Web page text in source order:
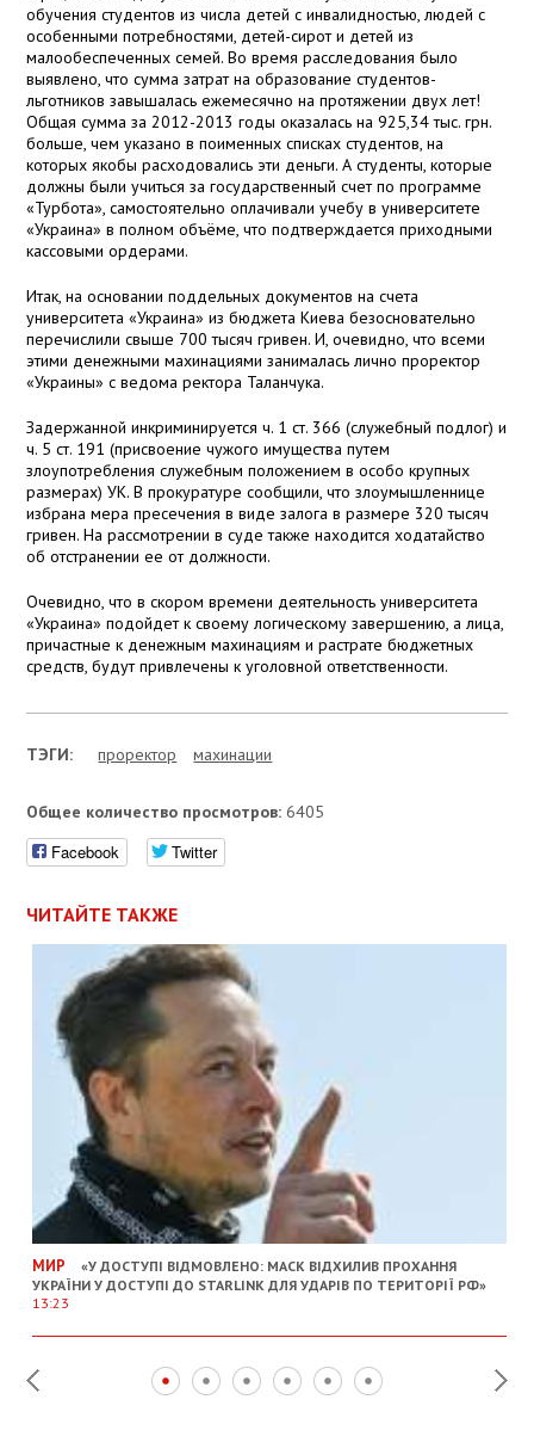
обучения студентов из числа детей с инвалидностью, людей с
особенными потребностями, детей-сирот и детей из
малообеспеченных семей. Во время расследования было
выявлено, что сумма затрат на образование студентов-
льготников завышалась ежемесячно на протяжении двух лет!
Общая сумма за 2012-2013 годы оказалась на 925,34 тыс. грн.
больше, чем указано в поименных списках студентов, на
которых якобы расходовались эти деньги. А студенты, которые
должны были учиться за государственный счет по программе
«Турбота», самостоятельно оплачивали учебу в университете
«Украина» в полном объёме, что подтверждается приходными
кассовыми ордерами.
Итак, на основании поддельных документов на счета
университета «Украина» из бюджета Киева безосновательно
перечислили свыше 700 тысяч гривен. И, очевидно, что всеми
этими денежными махинациями занималась лично проректор
«Украины» с ведома ректора Таланчука.
Задержанной инкриминируется ч. 1 ст. 366 (служебный подлог) и
ч. 5 ст. 191 (присвоение чужого имущества путем
злоупотребления служебным положением в особо крупных
размерах) УК. В прокуратуре сообщили, что злоумышленнице
избрана мера пресечения в виде залога в размере 320 тысяч
гривен. На рассмотрении в суде также находится ходатайство
об отстранении ее от должности.
Очевидно, что в скором времени деятельность университета
«Украина» подойдет к своему логическому завершению, а лица,
причастные к денежным махинациям и растрате бюджетных
средств, будут привлечены к уголовной ответственности.
ТЭГИ: проректор махинации
Общее количество просмотров: 6405
Facebook Twitter
ЧИТАЙТЕ ТАКЖЕ
МИР
«У ДОСТУПІ ВІДМОВЛЕНО: МАСК ВІДХИЛИВ ПРОХАННЯ
УКРАЇНИ У ДОСТУПІ ДО STARLINK ДЛЯ УДАРІВ ПО ТЕРИТОРІЇ РФ»
13:23